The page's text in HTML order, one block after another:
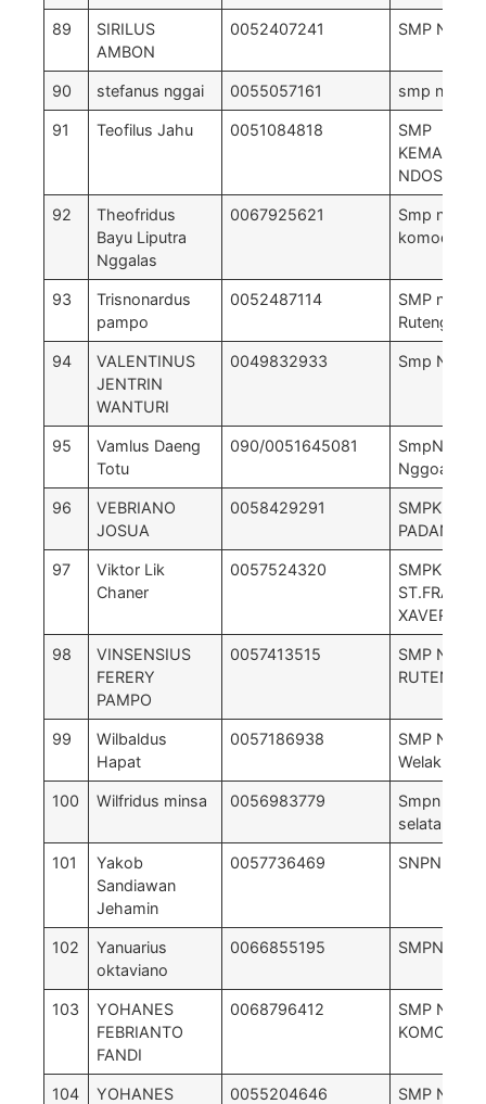
89
SIRILUS
AMBON
0052407241 SMP N 2
90 stefanus nggai 0055057161 smp negeri
91 Teofilus Jahu 0051084818
SMP
NDOSO
92
Theofridus
Bayu Liputra
Nggalas
0067925621
Smp negeri
komodo
93
Trisnonardus
pampo
0052487114
SMP negri 1
Ruteng-
94
VALENTINUS
JENTRIN
WANTURI
0049832933 Smp N 4
95
Vamlus Daeng
Totu
090/0051645081
SmpN 6
Nggoang
96
VEBRIANO
JOSUA
0058429291
SMPK DIAN
PADANG
97
Viktor Lik
Chaner
0057524320
SMPK
XAVERIUS
98
VINSENSIUS
FERERY
PAMPO
0057413515
SMP
RUTENG
99
Wilbaldus
Hapat
0057186938
SMP
Welak
100 Wilfridus minsa 0056983779
Smpn 4
selatan
101
Yakob
Sandiawan
Jehamin
0057736469 SNPN 2
102
Yanuarius
oktaviano
0066855195 SMPN 2
103
YOHANES
FEBRIANTO
FANDI
0068796412
SMP
KOMODO
104 YOHANES 0055204646 SMP